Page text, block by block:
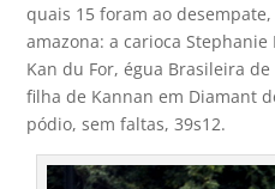
quais 15 foram ao
amazona: a carioca
Kan du For, égua Brasileira
filha de Kannan em Diamant
pódio, sem faltas, 39s12.